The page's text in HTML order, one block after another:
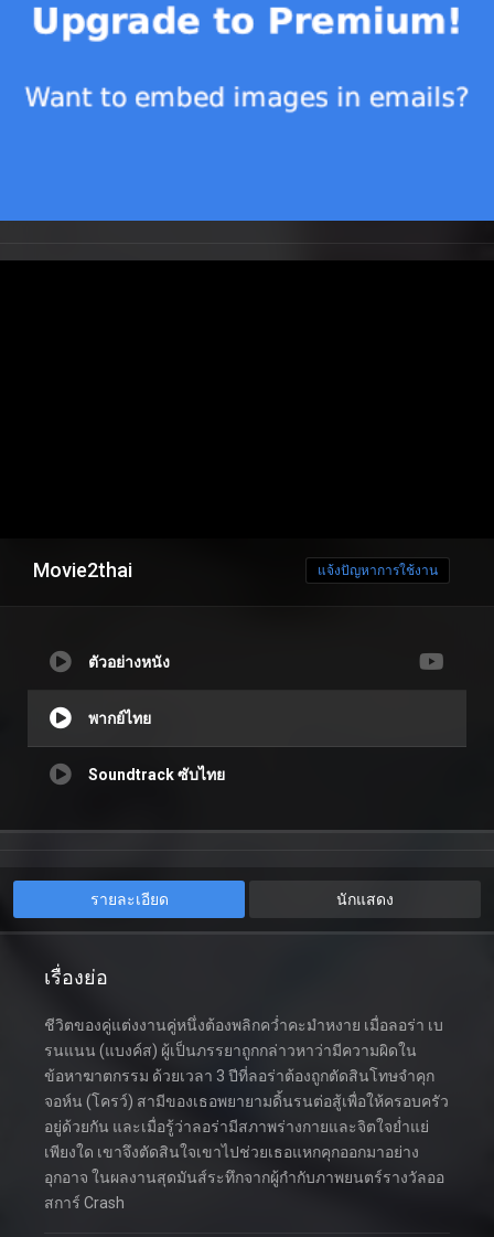
Movie2thai แจ้งปัญหาการใช้งาน
ตัวอย่างหนัง
พากย์ไทย
Soundtrack ซับไทย
รายละเอียด นักแสดง
เรื่องย่อ
ชีวิตของคู่แต่งงานคู่หนึ่งต้องพลิกคว่ำคะมำหงาย เมื่อลอร่า เบ
รนแนน (แบงค์ส) ผู้เป็นภรรยาถูกกล่าวหาว่ามีความผิดใน
ข้อหาฆาตกรรม ด้วยเวลา 3 ปีที่ลอร่าต้องถูกตัดสินโทษจำคุก
จอห์น (โครว์) สามีของเธอพยายามดิ้นรนต่อสู้เพื่อให้ครอบครัว
อยู่ด้วยกัน และเมื่อรู้ว่าลอร่ามีสภาพร่างกายและจิตใจย่ำแย่
เพียงใด เขาจึงตัดสินใจเขาไปช่วยเธอแหกคุกออกมาอย่าง
อุกอาจ ในผลงานสุดมันส์ระทึกจากผู้กำกับภาพยนตร์รางวัลออ
สการ์ Crash